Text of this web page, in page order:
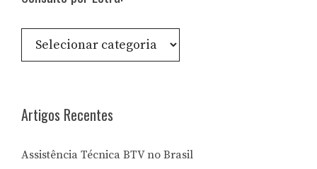
Consulte
Artigos Recentes
Assistência Técnica BTV no Brasil